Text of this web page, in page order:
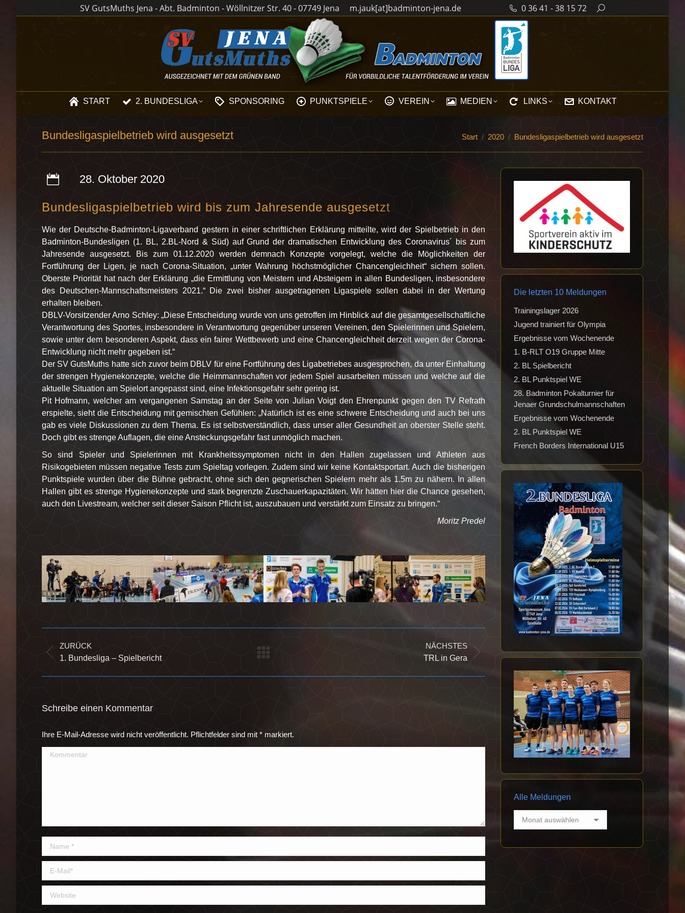
SV GutsMuths Jena - Abt. Badminton - Wöllnitzer Str. 40 - 07749 Jena m.jauk[at]badminton-jena.de 0 36 41 - 38 15 72 Search:
START 2. BUNDESLIGA SPONSORING PUNKTSPIELE VEREIN MEDIEN LINKS KONTAKT
Bundesligaspielbetrieb wird ausgesetzt Sie befinden sich hier:
Start 2020 Bundesligaspielbetrieb wird ausgesetzt
28. Oktober 2020
Wie der Deutsche-Badminton-Ligaverband gestern in einer schriftlichen Erklärung mitteilte, wird der Spielbetrieb in den
Badminton-Bundesligen (1. BL, 2.BL-Nord & Süd) auf Grund der dramatischen Entwicklung des Coronavirus´ bis zum
Jahresende ausgesetzt. Bis zum 01.12.2020 werden demnach Konzepte vorgelegt, welche die Möglichkeiten der
Fortführung der Ligen, je nach Corona-Situation, „unter Wahrung höchstmöglicher Chancengleichheit“ sichern sollen.
Oberste Priorität hat nach der Erklärung „die Ermittlung von Meistern und Absteigern in allen Bundesligen, insbesondere
des Deutschen-Mannschaftsmeisters 2021.“ Die zwei bisher ausgetragenen Ligaspiele sollen dabei in der Wertung
erhalten bleiben.
DBLV-Vorsitzender Arno Schley: „Diese Entscheidung wurde von uns getroffen im Hinblick auf die gesamtgesellschaftliche
Verantwortung des Sportes, insbesondere in Verantwortung gegenüber unseren Vereinen, den Spielerinnen und Spielern,
sowie unter dem besonderen Aspekt, dass ein fairer Wettbewerb und eine Chancengleichheit derzeit wegen der Corona-
Entwicklung nicht mehr gegeben ist.“
Der SV GutsMuths hatte sich zuvor beim DBLV für eine Fortführung des Ligabetriebes ausgesprochen, da unter Einhaltung
der strengen Hygienekonzepte, welche die Heimmannschaften vor jedem Spiel ausarbeiten müssen und welche auf die
aktuelle Situation am Spielort angepasst sind, eine Infektionsgefahr sehr gering ist.
Pit Hofmann, welcher am vergangenen Samstag an der Seite von Julian Voigt den Ehrenpunkt gegen den TV Refrath
erspielte, sieht die Entscheidung mit gemischten Gefühlen: „Natürlich ist es eine schwere Entscheidung und auch bei uns
gab es viele Diskussionen zu dem Thema. Es ist selbstverständlich, dass unser aller Gesundheit an oberster Stelle steht.
Doch gibt es strenge Auflagen, die eine Ansteckungsgefahr fast unmöglich machen.
So sind Spieler und Spielerinnen mit Krankheitssymptomen nicht in den Hallen zugelassen und Athleten aus
Risikogebieten müssen negative Tests zum Spieltag vorlegen. Zudem sind wir keine Kontaktsportart. Auch die bisherigen
Punktspiele wurden über die Bühne gebracht, ohne sich den gegnerischen Spielern mehr als 1.5m zu nähern. In allen
Hallen gibt es strenge Hygienekonzepte und stark begrenzte Zuschauerkapazitäten. Wir hätten hier die Chance gesehen,
auch den Livestream, welcher seit dieser Saison Pflicht ist, auszubauen und verstärkt zum Einsatz zu bringen.“
Moritz Predel
ZURÜCK
Vorheriger
1. Bundesliga – Spielbericht
NÄCHSTES
TRL in Gera
Schreibe einen Kommentar
Ihre E-Mail-Adresse wird nicht veröffentlicht. Pflichtfelder sind mit * markiert.
Kommentar
Name *
E-Mail *
Website
Die letzten 10 Meldungen
Trainingslager 2026
Jugend trainiert für Olympia
Ergebnisse vom Wochenende
1. B-RLT O19 Gruppe Mitte
2. BL Spielbericht
2. BL Punktspiel WE
28. Badminton Pokalturnier für
Jenaer Grundschulmannschaften
Ergebnisse vom Wochenende
2. BL Punktspiel WE
French Borders International U15
Alle Meldungen
Alle